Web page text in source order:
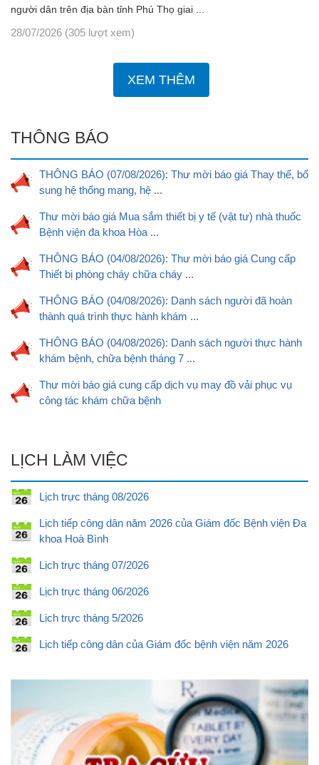
người dân trên địa bàn tỉnh Phú Thọ giai ...
28/07/2026 (305 lượt xem)
XEM THÊM
THÔNG BÁO
THÔNG BÁO (07/08/2026): Thư mời báo giá Thay thế, bổ
sung hệ thống mạng, hệ ...
Thư mời báo giá Mua sắm thiết bị y tế (vật tư) nhà thuốc
Bệnh viện đa khoa Hòa ...
THÔNG BÁO (04/08/2026): Thư mời báo giá Cung cấp
Thiết bị phòng cháy chữa cháy ...
THÔNG BÁO (04/08/2026): Danh sách người đã hoàn
thành quá trình thực hành khám ...
THÔNG BÁO (04/08/2026): Danh sách người thực hành
khám bệnh, chữa bệnh tháng 7 ...
Thư mời báo giá cung cấp dịch vụ may đồ vải phục vụ
công tác khám chữa bệnh
LỊCH LÀM VIỆC
Lịch trực tháng 08/2026
Lịch tiếp công dân năm 2026 của Giám đốc Bệnh viện Đa
khoa Hoà Bình
Lịch trực tháng 07/2026
Lịch trực tháng 06/2026
Lịch trực tháng 5/2026
Lịch tiếp công dân của Giám đốc bệnh viện năm 2026